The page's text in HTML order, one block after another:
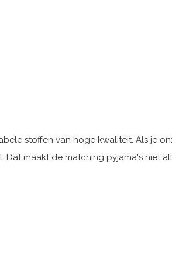
stoffen van hoge kwaliteit. Als je
maakt de matching pyjama's niet